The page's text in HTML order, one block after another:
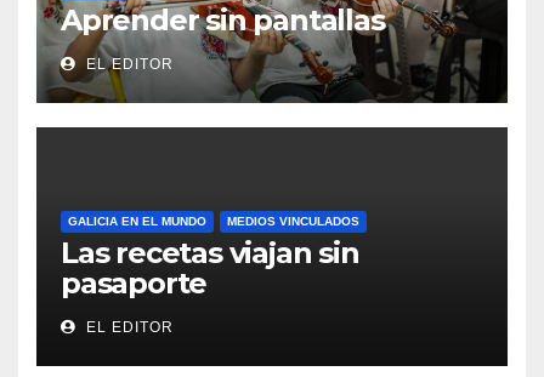
Aprender sin pantallas
EL EDITOR
GALICIA EN EL MUNDO MEDIOS VINCULADOS
Las recetas viajan sin
pasaporte
EL EDITOR